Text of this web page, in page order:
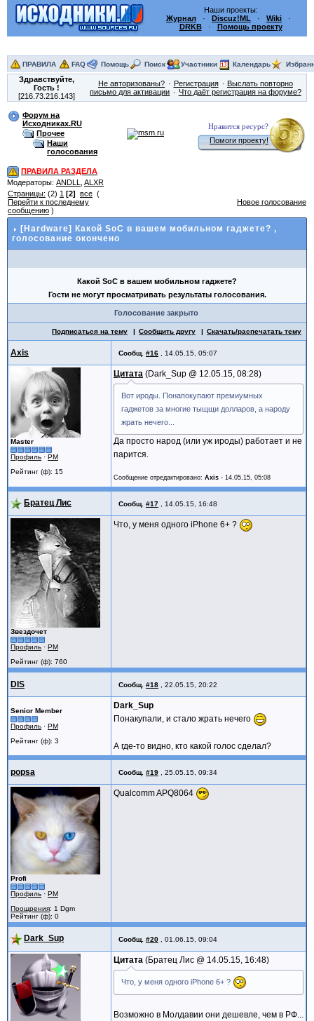
Наши проекты:
Журнал · Discuz!ML · Wiki ·
DRKB· Помощь проекту
ПРАВИЛА FAQ Помощь Поиск Участники Календарь
Здравствуйте,
Гость!
[216.73.216.143]
Не авторизованы? Регистрация
Выслать повторно
письмо для активации
Что даёт регистрация на форуме?
Форум на
Исходниках.RU
Прочее
Наши
голосования
Нравится ресурс?
Помоги проекту!
ПРАВИЛА РАЗДЕЛА
Модераторы: ANDLL
ALXR
Страницы: (2) 1 [2] все (
Перейти к последнему
сообщению )
Новое голосование
[Hardware] Какой SoC в вашем мобильном гаджете? ,
голосование окончено
Какой SoC в вашем мобильном гаджете?
Гости не могут просматривать результаты голосования.
Голосование закрыто
Подписаться на тему Сообщить другу Скачать/распечатать тему
Axis Сообщ. #16 14.05.15, 05:07
Master
Профиль · PM
Рейтинг (ф): 15
Цитата Dark_Sup @ 12.05.15, 08:28
Вот ироды. Понапокупают премиумных
гаджетов за многие тыщщи долларов, а народу
жрать нечего...
Да просто народ (или уж ироды) работает и не
парится.
Сообщение отредактировано: Axis - 14.05.15, 05:08
Братец Лис Сообщ. #17 14.05.15, 16:48
Звездочет
Профиль · PM
Рейтинг (ф): 760
Что, у меня одного iPhone 6+ ?
DIS Сообщ. #18 22.05.15, 20:22
Senior Member
Профиль · PM
Рейтинг (ф): 3
Dark_Sup
Понакупали, и стало жрать нечего
А где-то видно, кто какой голос сделал?
popsa Сообщ. #19 25.05.15, 09:34
Profi
Профиль · PM
Поощрения: 1 Dgm
Рейтинг (ф): 0
Qualcomm APQ8064
Dark_Sup Сообщ. #20 01.06.15, 09:04
Цитата Братец Лис @ 14.05.15, 16:48
Что, у меня одного iPhone 6+ ?
Возможно в Молдавии они дешевле, чем в РФ...